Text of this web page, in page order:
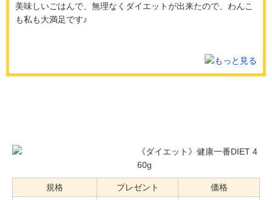
美味しいごはんで、無理なくダイエットが出来たので、わんこ
も私も大満足です♪
《ダイエット》健康一番DIET 4
60g
規格 プレゼント 価格